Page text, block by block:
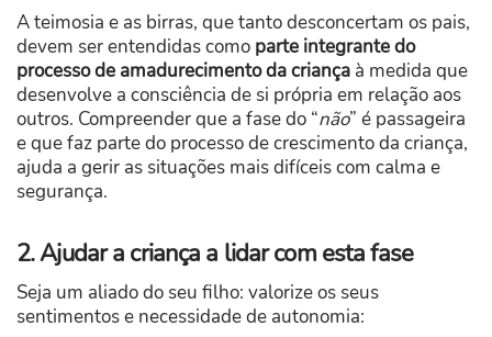
A teimosia e as birras, que tanto desconcertam os pais,
devem ser entendidas como parte integrante do
processo de amadurecimento da criança à medida que
desenvolve a consciência de si própria em relação aos
outros. Compreender que a fase do “não” é passageira
e que faz parte do processo de crescimento da criança,
ajuda a gerir as situações mais difíceis com calma e
segurança.
2. Ajudar a criança a lidar com esta fase
Seja um aliado do seu filho: valorize os seus
sentimentos e necessidade de autonomia: